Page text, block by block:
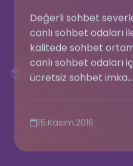
😎
💜
Değerli sohbet
canlı sohbet odaları
kalitede sohbet
canlı sohbet odaları
ücretsiz sohbet imka...
15.Kasım.2016